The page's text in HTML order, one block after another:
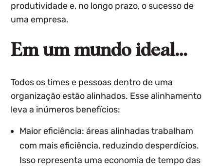
produtividade e, no longo prazo, o sucesso de
uma empresa.
Em um mundo ideal…
Todos os times e pessoas dentro de uma
organização estão alinhados. Esse alinhamento
leva a inúmeros benefícios:
Maior eficiência: áreas alinhadas trabalham
com mais eficiência, reduzindo desperdícios.
Isso representa uma economia de tempo das